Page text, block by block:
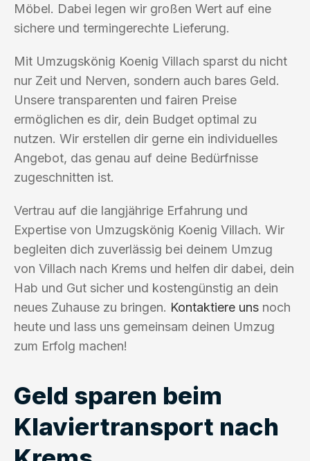
Möbel. Dabei legen wir großen Wert auf eine
sichere und termingerechte Lieferung.
Mit Umzugskönig Koenig Villach sparst du nicht
nur Zeit und Nerven, sondern auch bares Geld.
Unsere transparenten und fairen Preise
ermöglichen es dir, dein Budget optimal zu
nutzen. Wir erstellen dir gerne ein individuelles
Angebot, das genau auf deine Bedürfnisse
zugeschnitten ist.
Vertrau auf die langjährige Erfahrung und
Expertise von Umzugskönig Koenig Villach. Wir
begleiten dich zuverlässig bei deinem Umzug
von Villach nach Krems und helfen dir dabei, dein
Hab und Gut sicher und kostengünstig an dein
neues Zuhause zu bringen. Kontaktiere uns noch
heute und lass uns gemeinsam deinen Umzug
zum Erfolg machen!
Geld sparen beim
Klaviertransport nach